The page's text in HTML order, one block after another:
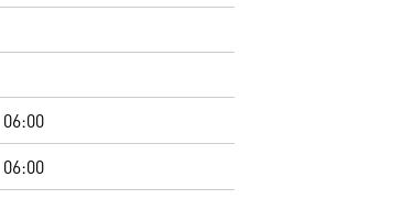
06:00
06:00